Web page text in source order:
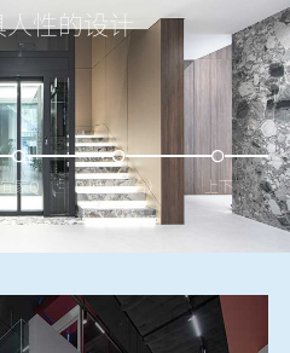
性的设计
宜家Q R-lift（平台） 上下